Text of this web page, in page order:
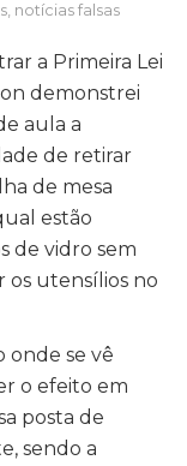
notícias falsas
a Primeira Lei
demonstrei
aula a
de retirar
de mesa
estão
de vidro sem
os utensílios no
onde se vê
o efeito em
posta de
sendo a